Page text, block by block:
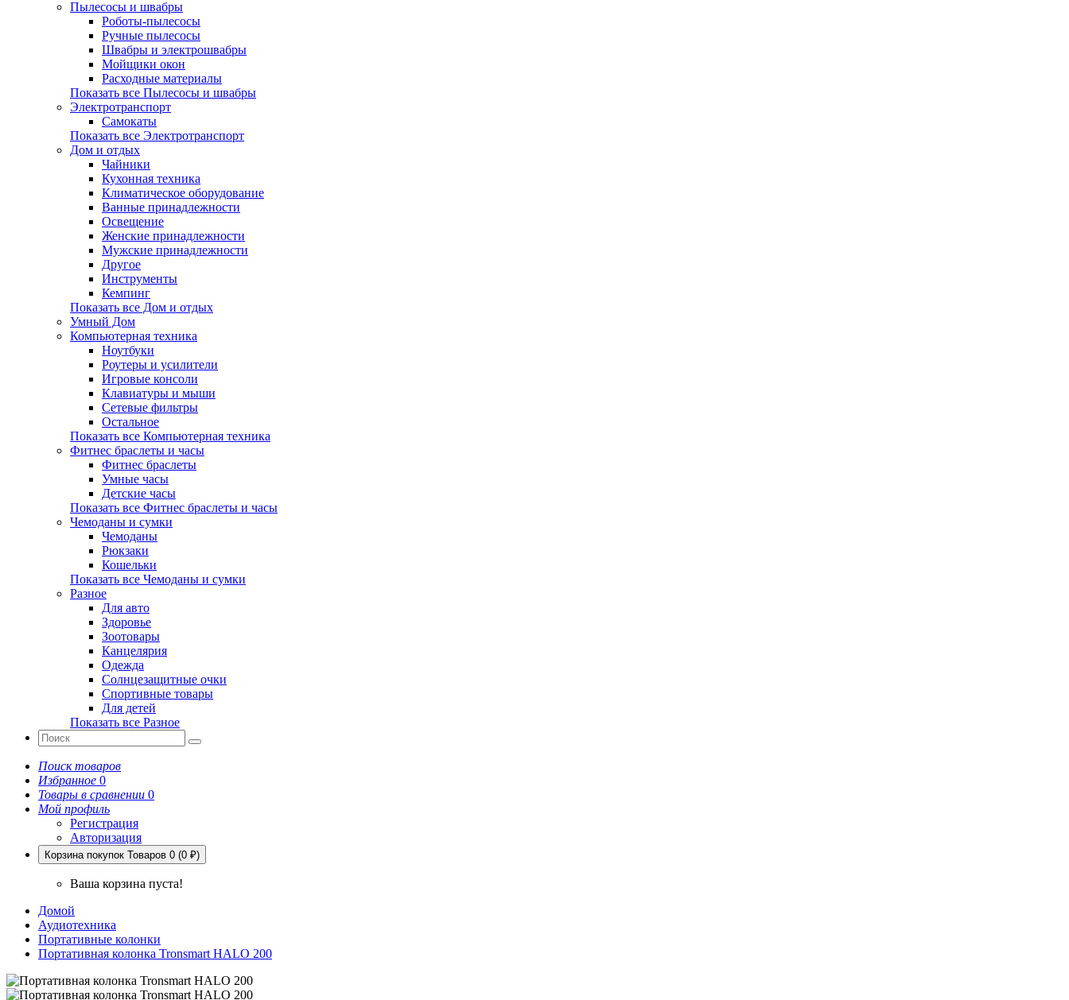
Пылесосы и швабры
Роботы-пылесосы
Ручные пылесосы
Швабры и электрошвабры
Мойщики окон
Расходные материалы
Показать все Пылесосы и швабры
Электротранспорт
Самокаты
Показать все Электротранспорт
Дом и отдых
Чайники
Кухонная техника
Климатическое оборудование
Ванные принадлежности
Освещение
Женские принадлежности
Мужские принадлежности
Другое
Инструменты
Кемпинг
Показать все Дом и отдых
Умный Дом
Компьютерная техника
Ноутбуки
Роутеры и усилители
Игровые консоли
Клавиатуры и мыши
Сетевые фильтры
Остальное
Показать все Компьютерная техника
Фитнес браслеты и часы
Фитнес браслеты
Умные часы
Детские часы
Показать все Фитнес браслеты и часы
Чемоданы и сумки
Чемоданы
Рюкзаки
Кошельки
Показать все Чемоданы и сумки
Разное
Для авто
Здоровье
Зоотовары
Канцелярия
Одежда
Солнцезащитные очки
Спортивные товары
Для детей
Показать все Разное
Поиск товаров
Избранное 0
Товары в сравнении 0
Мой профиль
Регистрация
Авторизация
Корзина покупок Товаров 0 (0 ₽)
Ваша корзина пуста!
Домой
Аудиотехника
Портативные колонки
Портативная колонка Tronsmart HALO 200